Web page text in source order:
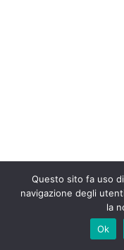
Questo sito fa uso
navigazione degli
la
Ok